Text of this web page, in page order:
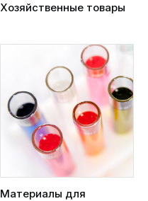
Хозяйственные товары
Материалы для